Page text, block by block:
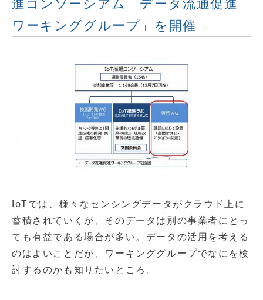
進コンソーシアム データ流通促進
ワーキンググループ」を開催
IoTでは、様々なセンシングデータがクラウド上に
蓄積されていくが、そのデータは別の事業者にとっ
ても有益である場合が多い。データの活用を考える
のはよいことだが、ワーキンググループでなにを検
討するのかも知りたいところ。